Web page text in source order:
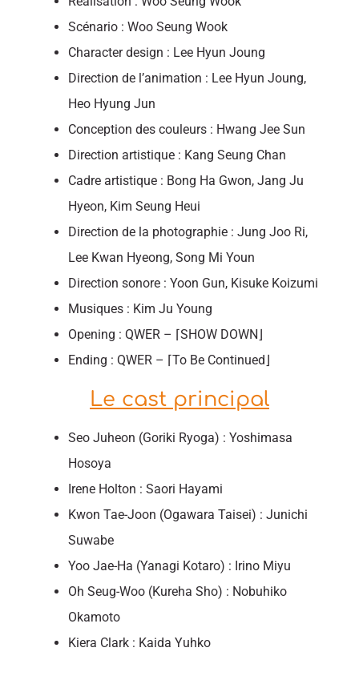
Scénario : Woo Seung Wook
Character design : Lee Hyun Joung
Direction de l’animation : Lee Hyun Joung,
Heo Hyung Jun
Conception des couleurs : Hwang Jee Sun
Direction artistique : Kang Seung Chan
Cadre artistique : Bong Ha Gwon, Jang Ju
Hyeon, Kim Seung Heui
Direction de la photographie : Jung Joo Ri,
Lee Kwan Hyeong, Song Mi Youn
Direction sonore : Yoon Gun, Kisuke Koizumi
Musiques : Kim Ju Young
Opening : QWER – ⌈SHOW DOWN⌋
Ending : QWER – ⌈To Be Continued⌋
Le cast principal
Seo Juheon (Goriki Ryoga) : Yoshimasa
Hosoya
Irene Holton : Saori Hayami
Kwon Tae-Joon (Ogawara Taisei) : Junichi
Suwabe
Yoo Jae-Ha (Yanagi Kotaro) : Irino Miyu
Oh Seug-Woo (Kureha Sho) : Nobuhiko
Okamoto
Kiera Clark : Kaida Yuhko